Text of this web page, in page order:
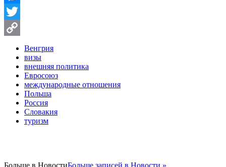
Messenger
Twitter
Link
Венгрия
визы
внешняя политика
Евросоюз
международные отношения
Польша
Россия
Словакия
туризм